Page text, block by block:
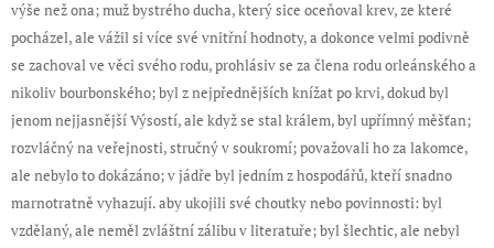
výše než ona; muž bystrého ducha, který sice oceňoval krev, ze které
pocházel, ale vážil si více své vnitřní hodnoty, a dokonce velmi podivně
se zachoval ve věci svého rodu, prohlásiv se za člena rodu orleánského a
nikoliv bourbonského; byl z nejpřednějších knížat po krvi, dokud byl
jenom nejjasnější Výsostí, ale když se stal králem, byl upřímný měšťan;
rozvláčný na veřejnosti, stručný v soukromí; považovali ho za lakomce,
ale nebylo to dokázáno; v jádře byl jedním z hospodářů, kteří snadno
marnotratně vyhazují. aby ukojili své choutky nebo povinnosti: byl
vzdělaný, ale neměl zvláštní zálibu v literatuře; byl šlechtic, ale nebyl